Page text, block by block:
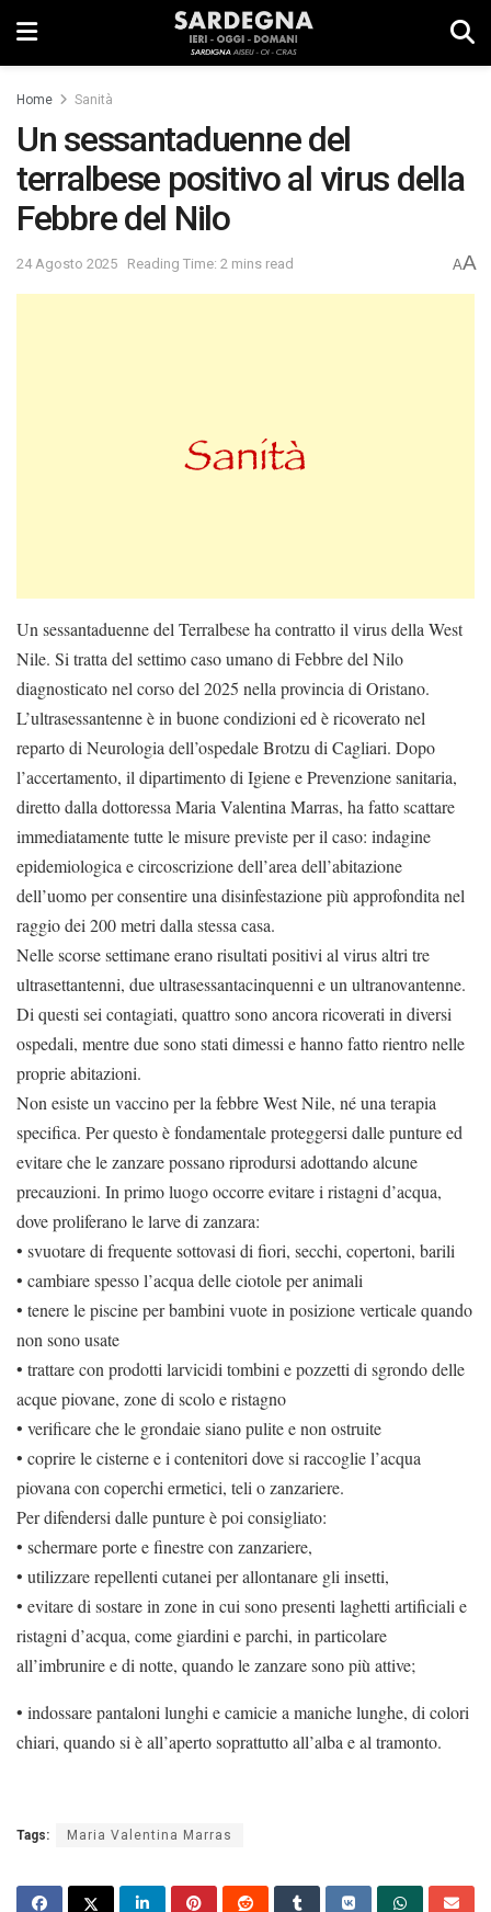
Home Sanità
Un sessantaduenne del
terralbese positivo al virus della
Febbre del Nilo
24 Agosto 2025 Reading Time: 2 mins read AA
Un sessantaduenne del Terralbese ha contratto il virus della West
Nile. Si tratta del settimo caso umano di Febbre del Nilo
diagnosticato nel corso del 2025 nella provincia di Oristano.
L’ultrasessantenne è in buone condizioni ed è ricoverato nel
reparto di Neurologia dell’ospedale Brotzu di Cagliari. Dopo
l’accertamento, il dipartimento di Igiene e Prevenzione sanitaria,
diretto dalla dottoressa Maria Valentina Marras, ha fatto scattare
immediatamente tutte le misure previste per il caso: indagine
epidemiologica e circoscrizione dell’area dell’abitazione
dell’uomo per consentire una disinfestazione più approfondita nel
raggio dei 200 metri dalla stessa casa.
Nelle scorse settimane erano risultati positivi al virus altri tre
ultrasettantenni, due ultrasessantacinquenni e un ultranovantenne.
Di questi sei contagiati, quattro sono ancora ricoverati in diversi
ospedali, mentre due sono stati dimessi e hanno fatto rientro nelle
proprie abitazioni.
Non esiste un vaccino per la febbre West Nile, né una terapia
specifica. Per questo è fondamentale proteggersi dalle punture ed
evitare che le zanzare possano riprodursi adottando alcune
precauzioni. In primo luogo occorre evitare i ristagni d’acqua,
dove proliferano le larve di zanzara:
• svuotare di frequente sottovasi di fiori, secchi, copertoni, barili
• cambiare spesso l’acqua delle ciotole per animali
• tenere le piscine per bambini vuote in posizione verticale quando
non sono usate
• trattare con prodotti larvicidi tombini e pozzetti di sgrondo delle
acque piovane, zone di scolo e ristagno
• verificare che le grondaie siano pulite e non ostruite
• coprire le cisterne e i contenitori dove si raccoglie l’acqua
piovana con coperchi ermetici, teli o zanzariere.
Per difendersi dalle punture è poi consigliato:
• schermare porte e finestre con zanzariere,
• utilizzare repellenti cutanei per allontanare gli insetti,
• evitare di sostare in zone in cui sono presenti laghetti artificiali e
ristagni d’acqua, come giardini e parchi, in particolare
all’imbrunire e di notte, quando le zanzare sono più attive;
• indossare pantaloni lunghi e camicie a maniche lunghe, di colori
chiari, quando si è all’aperto soprattutto all’alba e al tramonto.
Tags: Maria Valentina Marras